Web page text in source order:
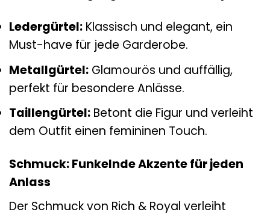
Ledergürtel: Klassisch und elegant, ein
Must-have für jede Garderobe.
Metallgürtel: Glamourös und auffällig,
perfekt für besondere Anlässe.
Taillengürtel: Betont die Figur und verleiht
dem Outfit einen femininen Touch.
Schmuck: Funkelnde Akzente für jeden
Anlass
Der Schmuck von Rich & Royal verleiht